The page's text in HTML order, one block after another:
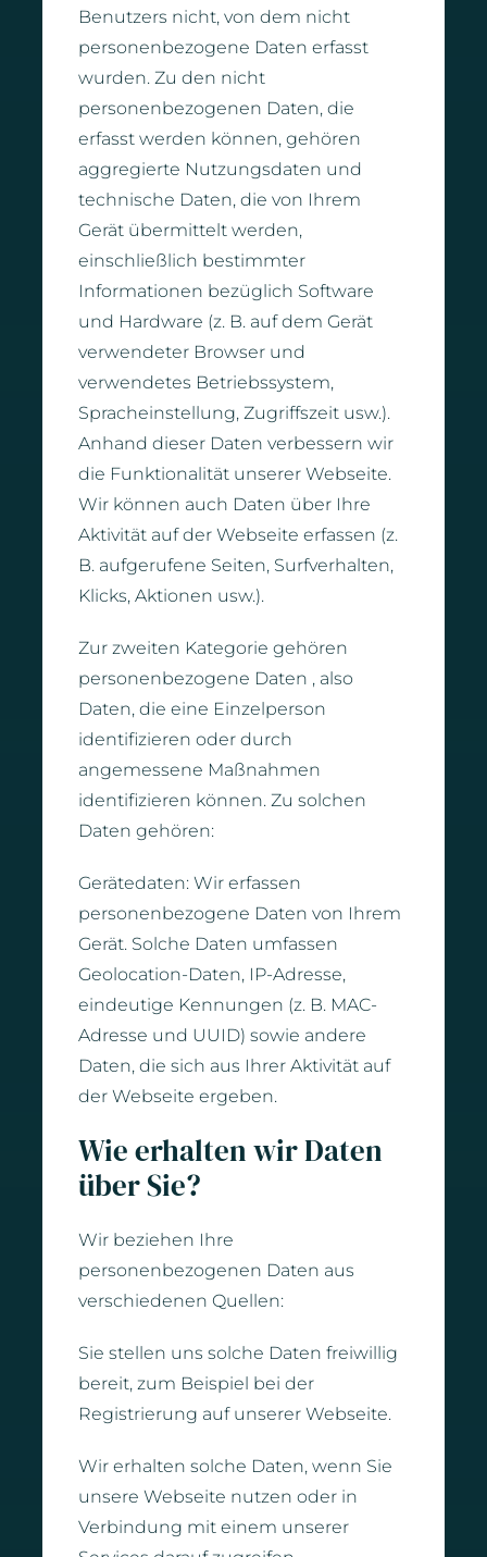
Benutzers nicht, von dem nicht
personenbezogene Daten erfasst
wurden. Zu den nicht
personenbezogenen Daten, die
erfasst werden können, gehören
aggregierte Nutzungsdaten und
technische Daten, die von Ihrem
Gerät übermittelt werden,
einschließlich bestimmter
Informationen bezüglich Software
und Hardware (z. B. auf dem Gerät
verwendeter Browser und
verwendetes Betriebssystem,
Spracheinstellung, Zugriffszeit usw.).
Anhand dieser Daten verbessern wir
die Funktionalität unserer Webseite.
Wir können auch Daten über Ihre
Aktivität auf der Webseite erfassen (z.
B. aufgerufene Seiten, Surfverhalten,
Klicks, Aktionen usw.).
Zur zweiten Kategorie gehören
personenbezogene Daten , also
Daten, die eine Einzelperson
identifizieren oder durch
angemessene Maßnahmen
identifizieren können. Zu solchen
Daten gehören:
Gerätedaten: Wir erfassen
personenbezogene Daten von Ihrem
Gerät. Solche Daten umfassen
Geolocation-Daten, IP-Adresse,
eindeutige Kennungen (z. B. MAC-
Adresse und UUID) sowie andere
Daten, die sich aus Ihrer Aktivität auf
der Webseite ergeben.
Wie erhalten wir Daten
über Sie?
Wir beziehen Ihre
personenbezogenen Daten aus
verschiedenen Quellen:
Sie stellen uns solche Daten freiwillig
bereit, zum Beispiel bei der
Registrierung auf unserer Webseite.
Wir erhalten solche Daten, wenn Sie
unsere Webseite nutzen oder in
Verbindung mit einem unserer